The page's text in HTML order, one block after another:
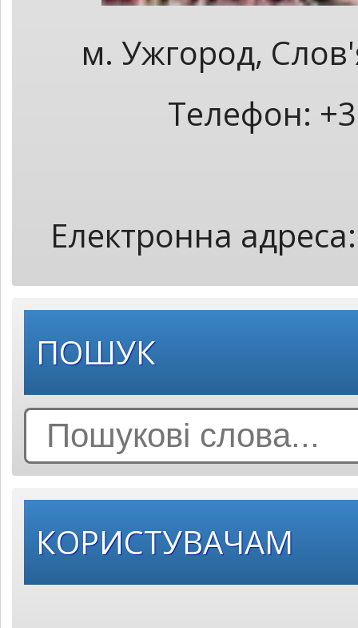
м. Ужгород,
Телефон:
Електронна
ПОШУК
Search
for:
КОРИСТУВАЧАМ